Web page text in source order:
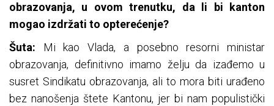
obrazovanja, u ovom trenutku, da li bi kanton
mogao izdržati to opterećenje?
Šuta: Mi kao Vlada, a posebno resorni ministar
obrazovanja, definitivno imamo želju da izađemo u
susret Sindikatu obrazovanja, ali to mora biti urađeno
bez nanošenja štete Kantonu, jer bi nam populistički